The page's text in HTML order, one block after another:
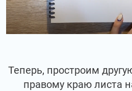
Теперь, простроим
правому краю листа